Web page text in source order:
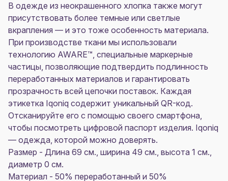
В одежде из неокрашенного хлопка также могут
присутствовать более темные или светлые
вкрапления — и это тоже особенность материала.
При производстве ткани мы использовали
технологию AWARE™, специальные маркерные
частицы, позволяющие подтвердить подлинность
переработанных материалов и гарантировать
прозрачность всей цепочки поставок. Каждая
этикетка Iqoniq содержит уникальный QR-код.
Отсканируйте его с помощью своего смартфона,
чтобы посмотреть цифровой паспорт изделия. Iqoniq
— одежда, которой можно доверять.
Размер - Длина 69 см., ширина 49 см., высота 1 см.,
диаметр 0 см.
Материал - 50% переработанный и 50%